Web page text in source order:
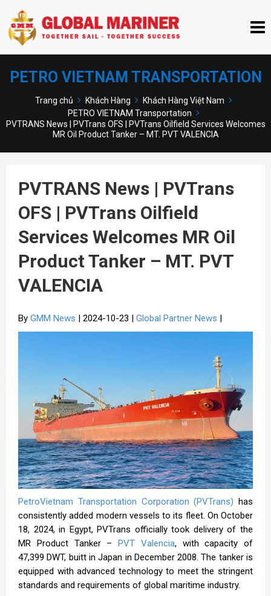
PETRO VIETNAM TRANSPORTATION
Trang chủ Khách Hàng
Khách Hàng Việt Nam
PETRO VIETNAM Transportation
PVTRANS News | PVTrans OFS | PVTrans Oilfield Services Welcomes
MR Oil Product Tanker – MT. PVT VALENCIA
PVTRANS News | PVTrans
OFS | PVTrans Oilfield
Services Welcomes MR Oil
Product Tanker – MT. PVT
VALENCIA
By GMM News | 2024-10-23 | Global Partner News |
PetroVietnam Transportation Corporation (PVTrans) has
consistently added modern vessels to its fleet. On October
18, 2024, in Egypt, PVTrans officially took delivery of the
MR Product Tanker – PVT Valencia, with capacity of
47,399 DWT, buitt in Japan in December 2008. The tanker is
equipped with advanced technology to meet the stringent
standards and requirements of global maritime industry.